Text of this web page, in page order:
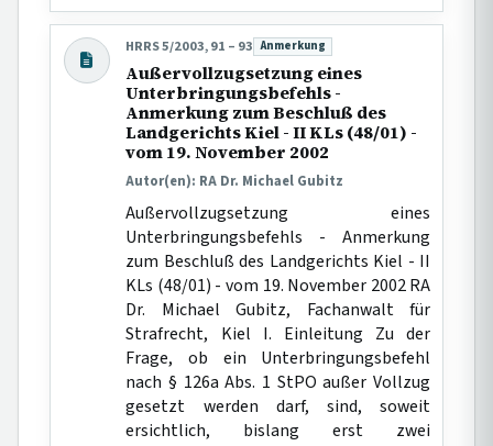
HRRS 5/2003, 91 – 93 Beitragsart:
Anmerkung
Außervollzugsetzung eines
Unterbringungsbefehls -
Anmerkung zum Beschluß des
Landgerichts Kiel - II KLs (48/01) -
vom 19. November 2002
Autor(en): RA Dr. Michael Gubitz
Außervollzugsetzung eines
Unterbringungsbefehls - Anmerkung
zum Beschluß des Landgerichts Kiel - II
KLs (48/01) - vom 19. November 2002 RA
Dr. Michael Gubitz, Fachanwalt für
Strafrecht, Kiel I. Einleitung Zu der
Frage, ob ein Unterbringungsbefehl
nach § 126a Abs. 1 StPO außer Vollzug
gesetzt werden darf, sind, soweit
ersichtlich, bislang erst zwei